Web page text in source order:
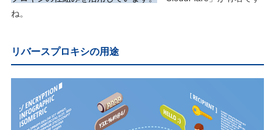
ね。
リバースプロキシの用途